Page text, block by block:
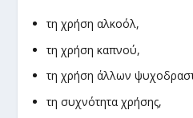
τη χρήση αλκοόλ,
τη χρήση καπνού,
τη χρήση άλλων
τη συχνότητα χρήσης,